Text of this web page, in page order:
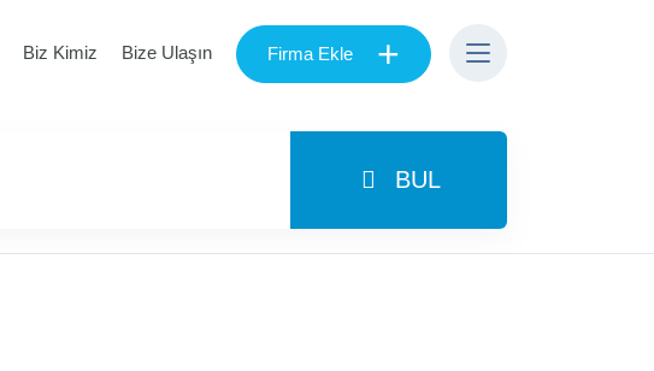
Biz Kimiz Bize Ulaşın Firma Ekle +
BUL